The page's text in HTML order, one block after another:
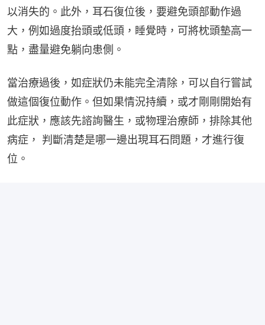
以消失的。此外，耳石復位後，要避免頭部動作過
大，例如過度抬頭或低頭，睡覺時，可將枕頭墊高一
點，盡量避免躺向患側。
當治療過後，如症狀仍未能完全清除，可以自行嘗試
做這個復位動作。但如果情況持續，或才剛剛開始有
此症狀，應該先諮詢醫生，或物理治療師，排除其他
病症， 判斷清楚是哪一邊出現耳石問題，才進行復
位。